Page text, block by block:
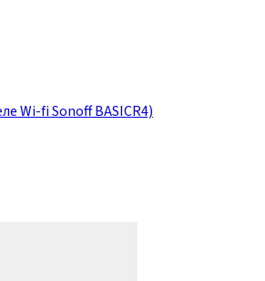
Wi-fi Sonoff BASICR4)